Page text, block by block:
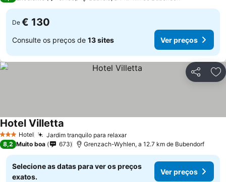
De € 130
Consulte os preços de 13 sites Ver preços
Partilhar
3 EstrelasHotel Jardim tranquilo para relaxar
Hotel Villetta
8,2 Muito boa 673 Grenzach-Wyhlen, a 12.7 km de Bubendorf
Selecione as datas para ver os preços
exatos.
Ver preços